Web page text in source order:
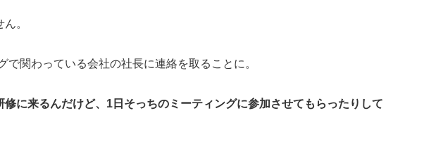
。
関わっている会社の社長に連絡を取ることに。
修に来るんだけど、1日そっちのミーティングに参加させてもらったりして